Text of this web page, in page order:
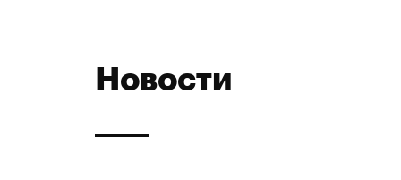
Новости